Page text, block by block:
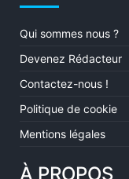
Qui sommes nous ?
Devenez Rédacteur
Contactez-nous !
Politique de cookie
Mentions légales
À PROPOS